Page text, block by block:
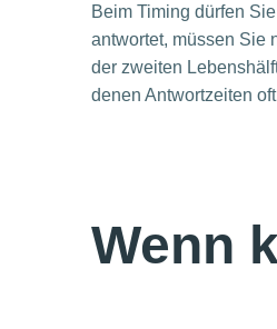
Beim Timing dürfen
antwortet, müssen Sie
der zweiten
denen Antwortzeiten
Wenn